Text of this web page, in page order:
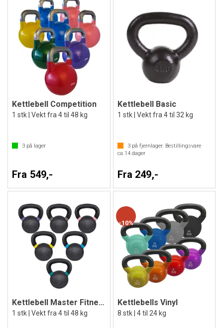
Kettlebell Competition
1 stk | Vekt fra 4 til 48 kg
3 på lager
Fra 549,-
Kettlebell Basic
1 stk | Vekt fra 4 til 32 kg
3på fjernlager. Bestillingsvare
ca.14dager
Fra 249,-
Kettlebell Master Fitness BC Edition
1 stk | Vekt fra 4 til 48 kg
10%
Kettlebells Vinyl
8 stk | 4 til 24 kg